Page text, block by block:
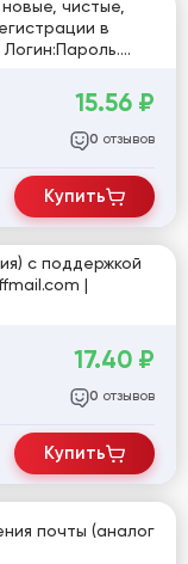
чистые,
в
15.56 ₽
0 отзывов
Купить
с поддержкой
|
17.40 ₽
0 отзывов
Купить
почты (аналог